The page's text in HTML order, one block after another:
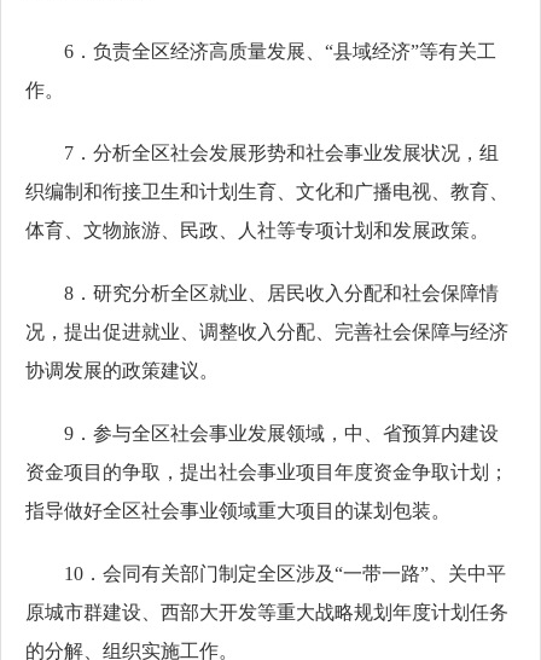
6．负责全区经济高质量发展、“县域经济”等有关工
作。
7．分析全区社会发展形势和社会事业发展状况，组
织编制和衔接卫生和计划生育、文化和广播电视、教育、
体育、文物旅游、民政、人社等专项计划和发展政策。
8．研究分析全区就业、居民收入分配和社会保障情
况，提出促进就业、调整收入分配、完善社会保障与经济
协调发展的政策建议。
9．参与全区社会事业发展领域，中、省预算内建设
资金项目的争取，提出社会事业项目年度资金争取计划；
指导做好全区社会事业领域重大项目的谋划包装。
10．会同有关部门制定全区涉及“一带一路”、关中平
原城市群建设、西部大开发等重大战略规划年度计划任务
的分解、组织实施工作。